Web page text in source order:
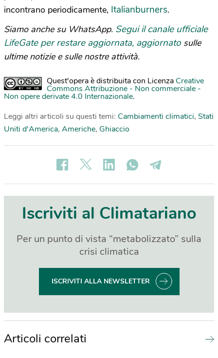
incontrano periodicamente, Italianburners.
Siamo anche su WhatsApp. Segui il canale ufficiale
LifeGate per restare aggiornata, aggiornato sulle
ultime notizie e sulle nostre attività.
Quest'opera è distribuita con Licenza Creative
Commons Attribuzione - Non commerciale -
Non opere derivate 4.0 Internazionale.
Leggi altri articoli su questi temi: Cambiamenti climatici, Stati
Uniti d'America, Americhe, Ghiaccio
Iscriviti al Climatariano
Per un punto di vista “metabolizzato” sulla
crisi climatica
ISCRIVITI ALLA NEWSLETTER
Articoli correlati